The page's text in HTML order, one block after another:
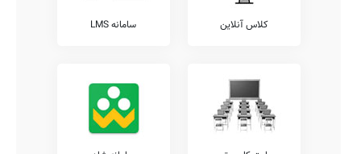
کلاس آنلاین سامانه LMS